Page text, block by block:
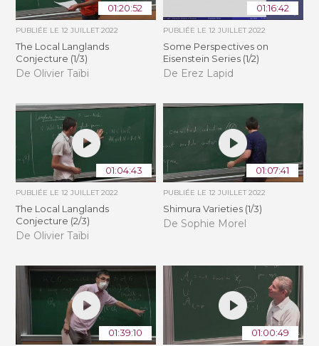
01:20:52
PUBLIÉE LE12 JUILLET 2022
The Local Langlands
Conjecture (1/3)
De Olivier Taïbi
01:16:42
PUBLIÉE LE 12 JUILLET 2022
Some Perspectives on
Eisenstein Series (1/2)
De Erez Lapid
01:04:43
PUBLIÉE LE12 JUILLET 2022
The Local Langlands
Conjecture (2/3)
De Olivier Taïbi
01:07:41
PUBLIÉE LE 12 JUILLET 2022
Shimura Varieties (1/3)
De Sophie Morel
01:39:10 01:00:49